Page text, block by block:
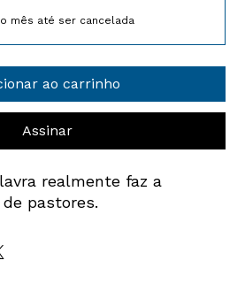
mês até ser cancelada
ao carrinho
Assinar
realmente faz a
pastores.